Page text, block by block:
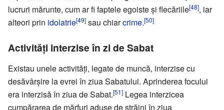
lucruri mărunte, cum ar fi faptele egoiste și flecăriile[48], iar
alteori prin idolatrie[49] sau chiarcrime.[50]
Activități interzise în zi de Sabat
Existau unele activități, legate de muncă, interzise cu
desăvârșire la evrei în ziua Sabatului. Aprinderea focului
era interzisă în ziua de Sabat.[51] Legea interzicea
cumpărarea de mărfuri aduse de străini în ziua